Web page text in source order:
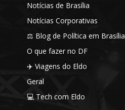
Notícias de Brasília
Notícias Corporativas
⚖️ Blog de Política em Brasília
O que fazer no DF
✈️ Viagens do Eldo
Geral
💻 Tech com Eldo